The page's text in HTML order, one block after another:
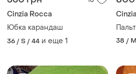
Cinzia Rocca
Юбка карандаш
36 / S / 44 и еще 1 38 /